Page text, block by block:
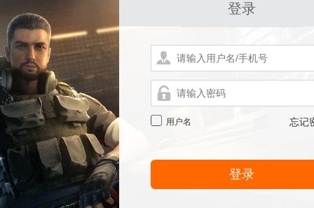
登录
用户名 忘记
登录